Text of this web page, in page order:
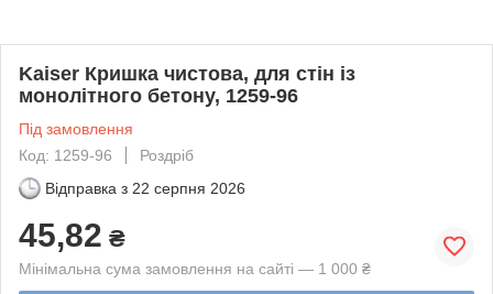
Kaiser Кришка чистова, для стін із
монолітного бетону, 1259-96
Під замовлення
Код: 1259-96
Роздріб
Відправка з 22 серпня 2026
45,82 ₴
Мінімальна сума замовлення на сайті — 1 000 ₴